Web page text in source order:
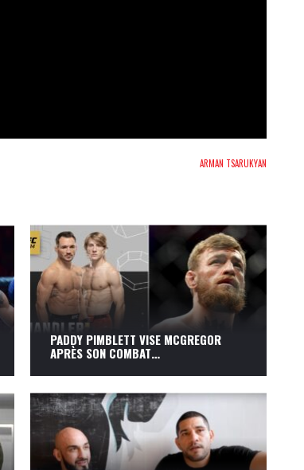
ARMAN TSARUKYAN
PADDY PIMBLETT VISE MCGREGOR
APRÈS SON COMBAT…